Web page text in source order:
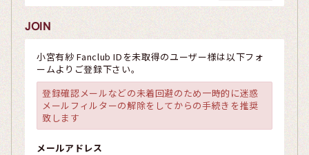
JOIN
小宮有紗 Fanclub IDを未取得のユーザー様は以下フォ
ームよりご登録下さい。
登録確認メールなどの未着回避のため一時的に迷惑
メールフィルターの解除をしてからの手続きを推奨
致します
メールアドレス